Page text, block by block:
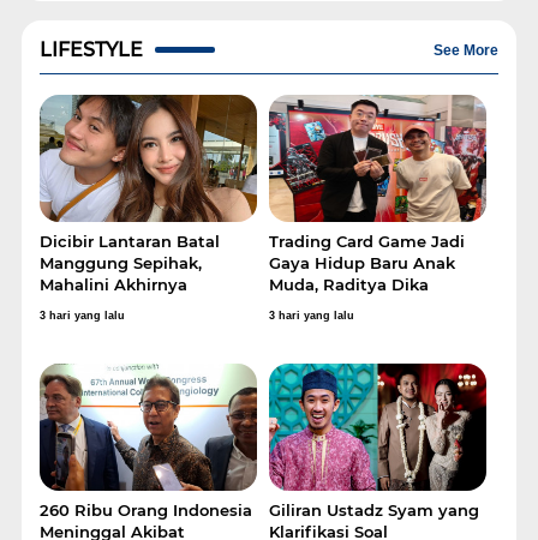
LIFESTYLE See More
Dicibir Lantaran Batal
Manggung Sepihak,
Mahalini Akhirnya
Klarifikasi
3 hari yang lalu
Trading Card Game Jadi
Gaya Hidup Baru Anak
Muda, Raditya Dika
Ungkap Awal Mula Jatuh
3 hari yang lalu
260 Ribu Orang Indonesia
Meninggal Akibat
Giliran Ustadz Syam yang
Klarifikasi Soal